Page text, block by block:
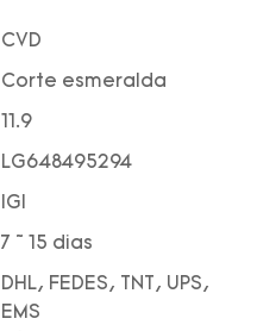
CVD
Corte esmeralda
11.9
LG648495294
IGI
7 ~ 15 dias
DHL, FEDES, TNT, UPS,
EMS